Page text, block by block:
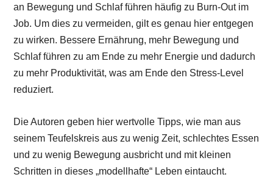
an Bewegung und Schlaf führen häufig zu Burn-Out im
Job. Um dies zu vermeiden, gilt es genau hier entgegen
zu wirken. Bessere Ernährung, mehr Bewegung und
Schlaf führen zu am Ende zu mehr Energie und dadurch
zu mehr Produktivität, was am Ende den Stress-Level
reduziert.
Die Autoren geben hier wertvolle Tipps, wie man aus
seinem Teufelskreis aus zu wenig Zeit, schlechtes Essen
und zu wenig Bewegung ausbricht und mit kleinen
Schritten in dieses „modellhafte“ Leben eintaucht.